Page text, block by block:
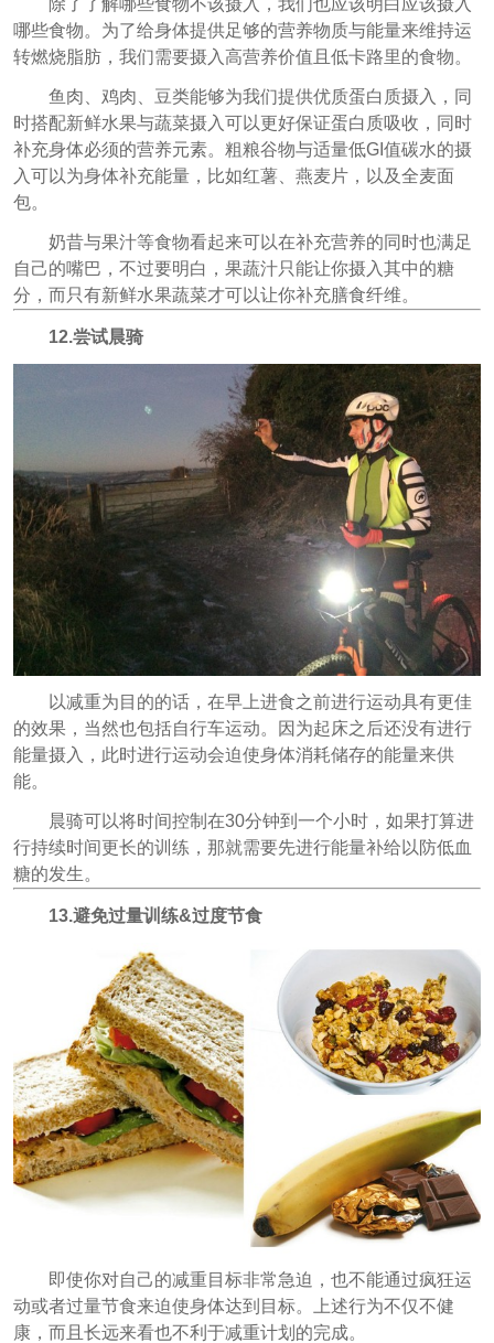
除了了解哪些食物不该摄入，我们也应该明白应该摄入
哪些食物。为了给身体提供足够的营养物质与能量来维持运
转燃烧脂肪，我们需要摄入高营养价值且低卡路里的食物。
鱼肉、鸡肉、豆类能够为我们提供优质蛋白质摄入，同
时搭配新鲜水果与蔬菜摄入可以更好保证蛋白质吸收，同时
补充身体必须的营养元素。粗粮谷物与适量低GI值碳水的摄
入可以为身体补充能量，比如红薯、燕麦片，以及全麦面
包。
奶昔与果汁等食物看起来可以在补充营养的同时也满足
自己的嘴巴，不过要明白，果蔬汁只能让你摄入其中的糖
分，而只有新鲜水果蔬菜才可以让你补充膳食纤维。
12.尝试晨骑
以减重为目的的话，在早上进食之前进行运动具有更佳
的效果，当然也包括自行车运动。因为起床之后还没有进行
能量摄入，此时进行运动会迫使身体消耗储存的能量来供
能。
晨骑可以将时间控制在30分钟到一个小时，如果打算进
行持续时间更长的训练，那就需要先进行能量补给以防低血
糖的发生。
13.避免过量训练&过度节食
即使你对自己的减重目标非常急迫，也不能通过疯狂运
动或者过量节食来迫使身体达到目标。上述行为不仅不健
康，而且长远来看也不利于减重计划的完成。